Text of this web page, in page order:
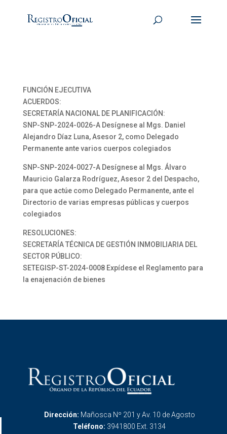
FUNCIÓN EJECUTIVA
ACUERDOS:
SECRETARÍA NACIONAL DE PLANIFICACIÓN:
SNP-SNP-2024-0026-A Desígnese al Mgs. Daniel
Alejandro Díaz Luna, Asesor 2, como Delegado
Permanente ante varios cuerpos colegiados
SNP-SNP-2024-0027-A Desígnese al Mgs. Álvaro
Mauricio Galarza Rodríguez, Asesor 2 del Despacho,
para que actúe como Delegado Permanente, ante el
Directorio de varias empresas públicas y cuerpos
colegiados
RESOLUCIONES:
SECRETARÍA TÉCNICA DE GESTIÓN INMOBILIARIA DEL
SECTOR PÚBLICO:
SETEGISP-ST-2024-0008 Expídese el Reglamento para
la enajenación de bienes
Dirección: Mañosca Nº 201 y Av. 10 de Agosto
Teléfono: 3941800 Ext. 3134